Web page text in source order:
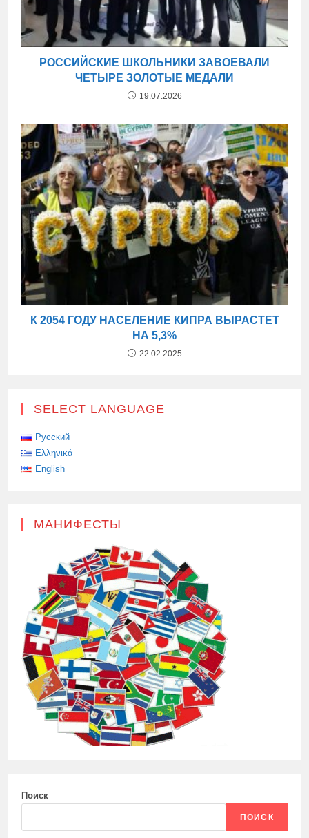
РОССИЙСКИЕ ШКОЛЬНИКИ ЗАВОЕВАЛИ
ЧЕТЫРЕ ЗОЛОТЫЕ МЕДАЛИ
19.07.2026
К 2054 ГОДУ НАСЕЛЕНИЕ КИПРА ВЫРАСТЕТ
НА 5,3%
22.02.2025
SELECT LANGUAGE
Русский
Ελληνικά
English
МАНИФЕСТЫ
Поиск
ПОИСК